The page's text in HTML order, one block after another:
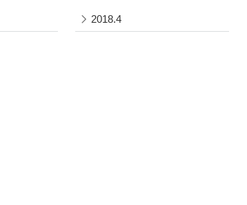
2018.4